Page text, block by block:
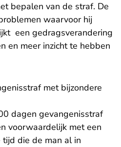
bepalen van de straf. De
waarvoor hij
een gedragsverandering
en meer inzicht te hebben
met bijzondere
dagen gevangenisstraf
voorwaardelijk met een
tijd die de man al in